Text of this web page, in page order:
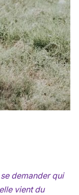
se demander qui
vient du